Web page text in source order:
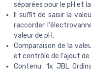
séparées pour le pH et
Il suffit de saisir la
raccorder
valeur de pH.
Comparaison de la
et contrôle de l'ajout de
Contenu: 1x JBL